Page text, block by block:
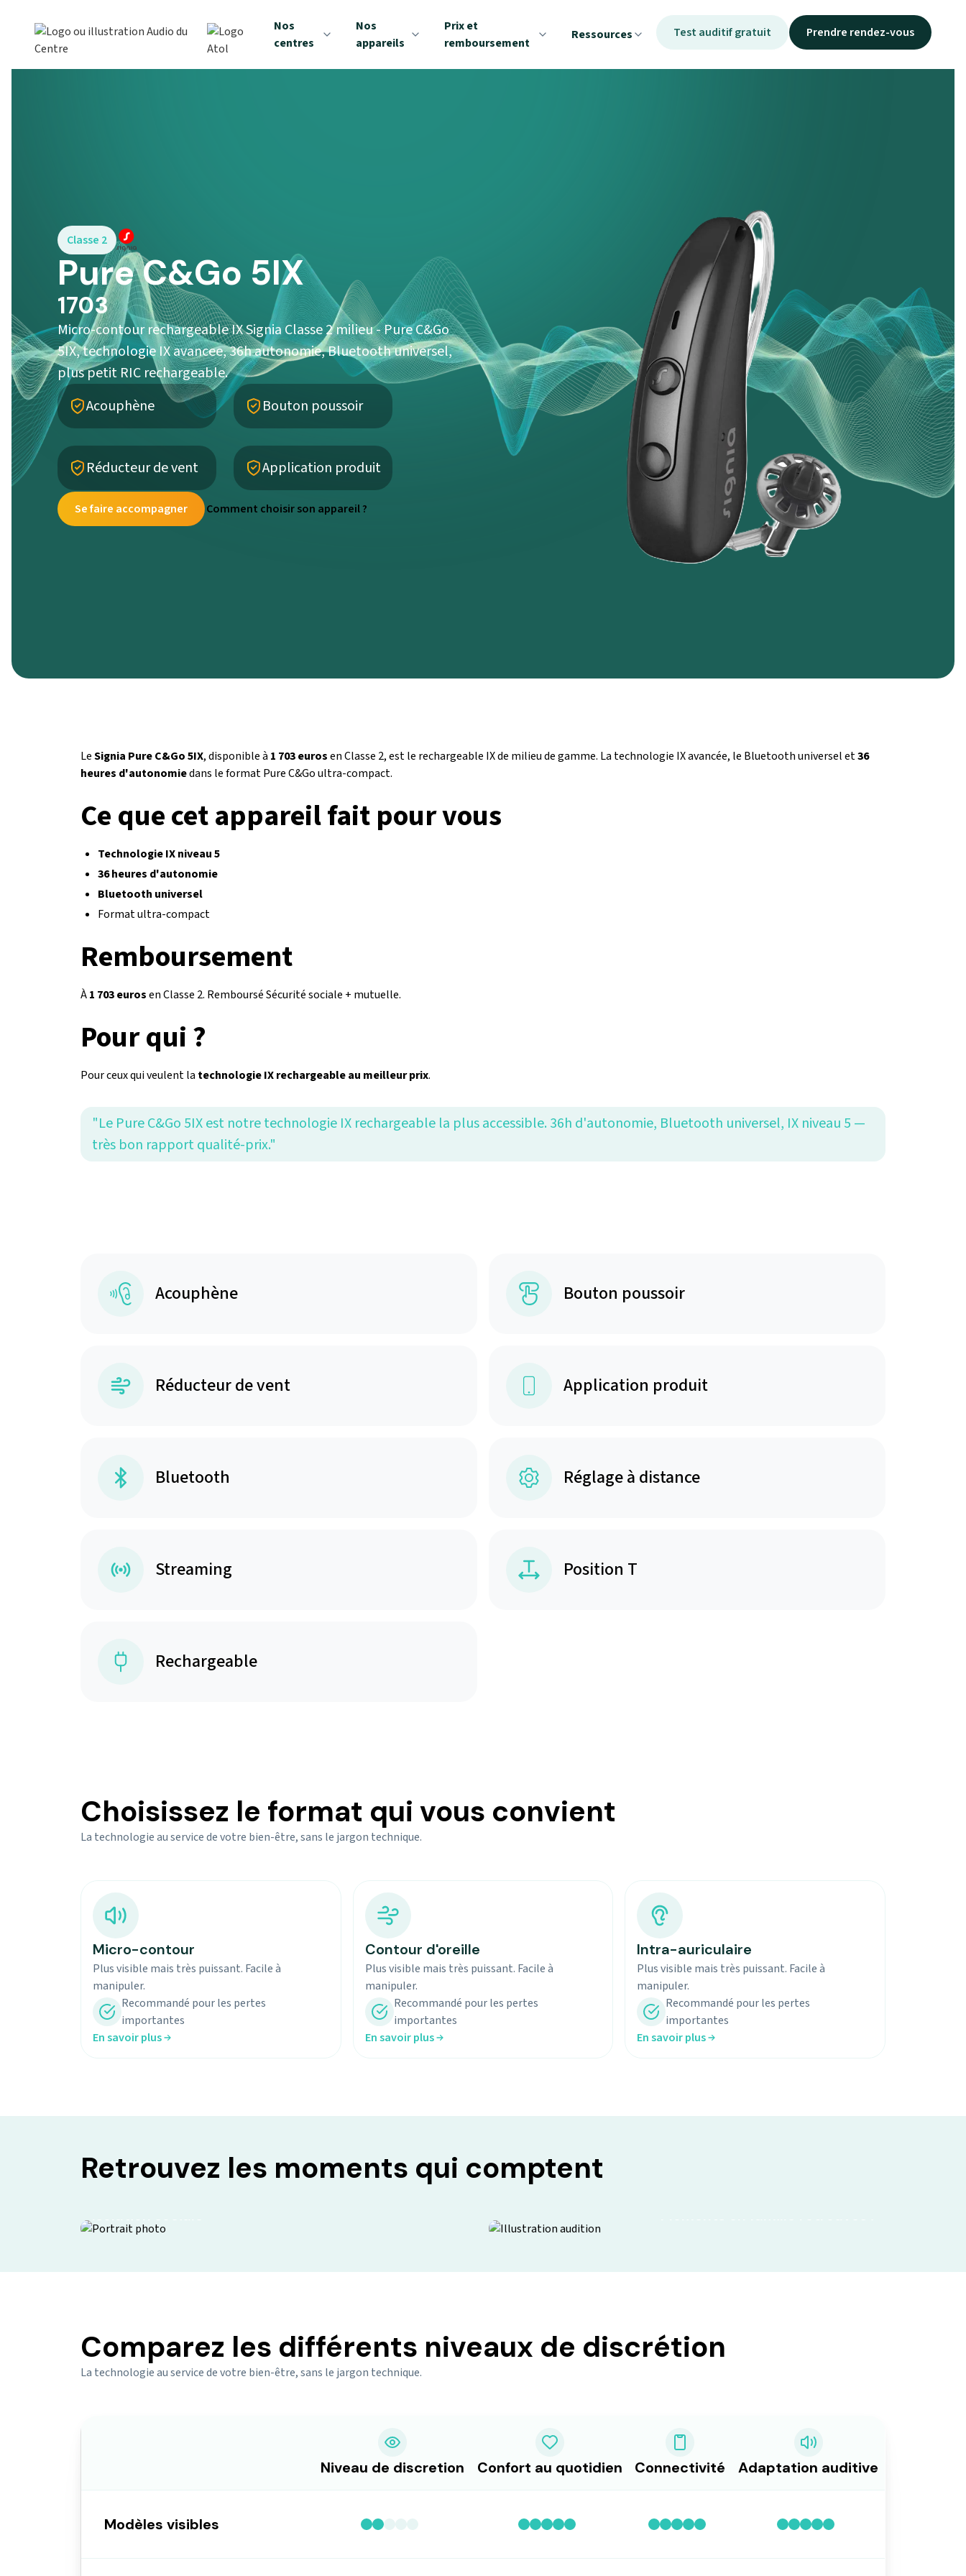
Nos
centres
Nos
appareils
Prix et
remboursement
Ressources Test auditif gratuit Prendre rendez-vous
Classe 2
Pure C&Go 5IX
1703
Micro-contour rechargeable IX Signia Classe 2 milieu - Pure C&Go
5IX, technologie IX avancee, 36h autonomie, Bluetooth universel,
plus petit RIC rechargeable.
Acouphène
Bouton poussoir
Réducteur de vent Application produit
Se faire accompagner Comment choisir son appareil ?
LeSignia Pure C&Go 5IX, disponible à 1 703 eurosen Classe 2, est le rechargeable IX de milieu de gamme. La technologie IX avancée, le Bluetooth universel et36
heures d'autonomiedans le format Pure C&Go ultra-compact.
Ce que cet appareil fait pour vous
Technologie IX niveau 5
36 heures d'autonomie
Bluetooth universel
Format ultra-compact
Remboursement
À1 703 eurosen Classe 2. Remboursé Sécurité sociale + mutuelle.
Pour qui ?
Pour ceux qui veulent la technologie IX rechargeable au meilleur prix.
"Le Pure C&Go 5IX est notre technologie IX rechargeable la plus accessible. 36h d'autonomie, Bluetooth universel, IX niveau 5 —
très bon rapport qualité-prix."
Acouphène Bouton poussoir
Réducteur de vent Application produit
Bluetooth Réglage à distance
Streaming Position T
Rechargeable
Choisissez le format qui vous convient
La technologie au service de votre bien-être, sans le jargon technique.
Micro-contour
Plus visible mais très puissant. Facile à
manipuler.
Recommandé pour les pertes
importantes
En savoir plus
Contour d'oreille
Plus visible mais très puissant. Facile à
manipuler.
Recommandé pour les pertes
importantes
En savoir plus
Intra-auriculaire
Plus visible mais très puissant. Facile à
manipuler.
Recommandé pour les pertes
importantes
En savoir plus
Retrouvez les moments qui comptent
Comparez les différents niveaux de discrétion
La technologie au service de votre bien-être, sans le jargon technique.
Niveau de discretion Confort au quotidien Connectivité Adaptation auditive
Modèles visibles